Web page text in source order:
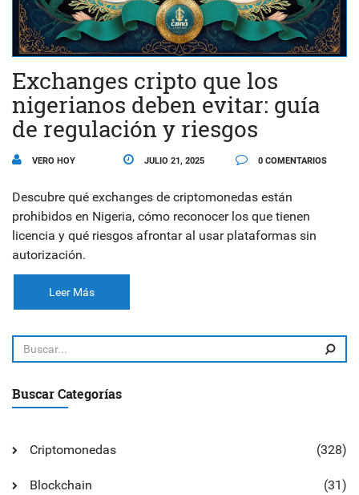
Exchanges cripto que los
nigerianos deben evitar: guía
de regulación y riesgos
VERO HOY JULIO 21, 2025 0 COMENTARIOS
Descubre qué exchanges de criptomonedas están
prohibidos en Nigeria, cómo reconocer los que tienen
licencia y qué riesgos afrontar al usar plataformas sin
autorización.
Leer Más
Buscar Categorías
Criptomonedas (328)
Blockchain (31)